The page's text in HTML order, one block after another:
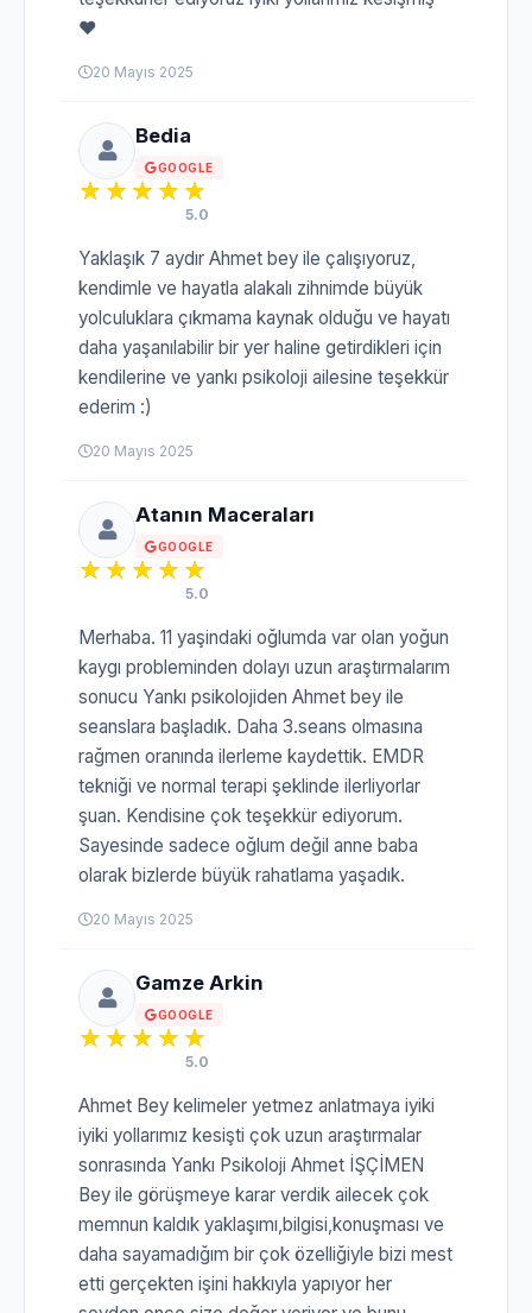
♥️
20 Mayıs 2025
Bedia
GOOGLE
5.0
Yaklaşık 7 aydır Ahmet bey ile çalışıyoruz,
kendimle ve hayatla alakalı zihnimde büyük
yolculuklara çıkmama kaynak olduğu ve hayatı
daha yaşanılabilir bir yer haline getirdikleri için
kendilerine ve yankı psikoloji ailesine teşekkür
ederim :)
20 Mayıs 2025
Atanın Maceraları
GOOGLE
5.0
Merhaba. 11 yaşindaki oğlumda var olan yoğun
kaygı probleminden dolayı uzun araştırmalarım
sonucu Yankı psikolojiden Ahmet bey ile
seanslara başladık. Daha 3.seans olmasına
rağmen oranında ilerleme kaydettik. EMDR
tekniği ve normal terapi şeklinde ilerliyorlar
şuan. Kendisine çok teşekkür ediyorum.
Sayesinde sadece oğlum değil anne baba
olarak bizlerde büyük rahatlama yaşadık.
20 Mayıs 2025
Gamze Arkin
GOOGLE
5.0
Ahmet Bey kelimeler yetmez anlatmaya iyiki
iyiki yollarımız kesişti çok uzun araştırmalar
sonrasında Yankı Psikoloji Ahmet İŞÇİMEN
Bey ile görüşmeye karar verdik ailecek çok
memnun kaldık yaklaşımı,bilgisi,konuşması ve
daha sayamadığım bir çok özelliğiyle bizi mest
etti gerçekten işini hakkıyla yapıyor her